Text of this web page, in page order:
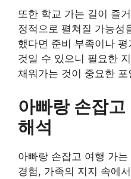
또한 학교 가는 길이 즐
정적으로 펼쳐질 가능성
했다면 준비 부족이나
것일 수 있으니 필요한
채워가는 것이 중요한
아빠랑 손잡
해석
아빠랑 손잡고 여행 가
경험, 가족의 지지 속에